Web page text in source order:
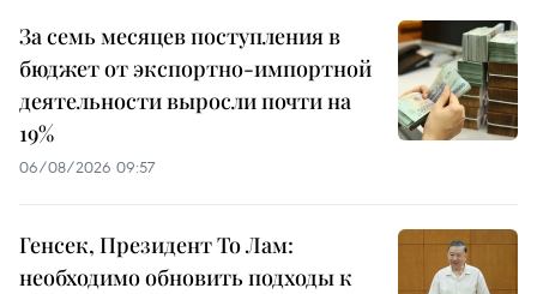
За семь месяцев поступления в
бюджет от экспортно-импортной
деятельности выросли почти на
19%
06/08/2026 09:57
Генсек, Президент То Лам:
необходимо обновить подходы к